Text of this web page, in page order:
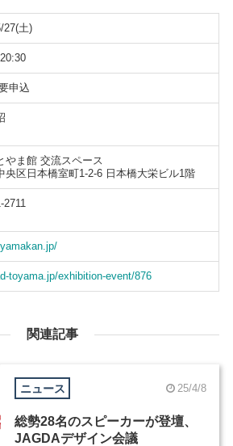
27(土)
申込
やま館 交流スペース
央区日本橋室町1-2-6 日本橋大栄ビル1階
toyama.jp/exhibition-event/876
関連記事
ニュース 25/4/8
総勢28名のスピーカーが登壇、
JAGDAデザイン会議